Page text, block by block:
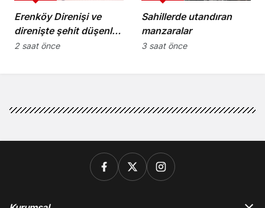
Erenköy Direnişi ve
direnişte şehit düşenler
cumartesi günü
2 saat önce
Sahillerde utandıran
manzaralar
3 saat önce